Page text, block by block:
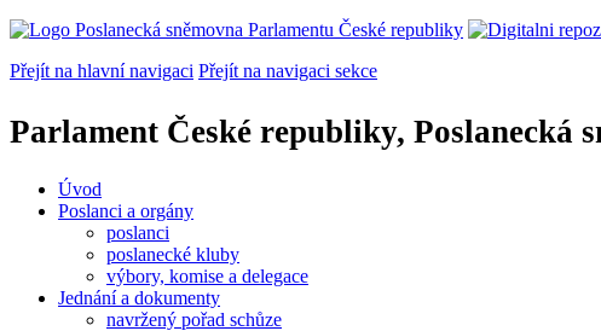
Přejít na hlavní navigaci Přejít na navigaci sekce
Parlament České republiky, Poslanecká
Úvod
Poslanci a orgány
poslanci
poslanecké kluby
výbory, komise a delegace
Jednání a dokumenty
navržený pořad schůze